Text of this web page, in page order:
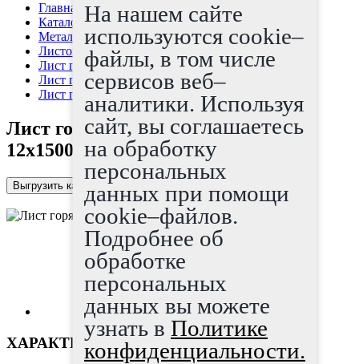
Главная страница
Каталог
Металлопрокат
Листовой прокат
Лист г/к
Лист горячекатаный
Лист горячекатаный низколегир 12х1500х6000
Лист горячекатаный низколегир
12х1500х6000
Выгрузить каталог в Excel
ХАРАКТЕРИСТИКИ
На нашем сайте
используются cookie–
файлы, в том числе
сервисов веб–
аналитики. Используя
сайт, вы соглашаетесь
на обработку
персональных
данных при помощи
cookie–файлов.
Подробнее об
обработке
персональных
данных вы можете
узнать в Политике
конфиденциальности.